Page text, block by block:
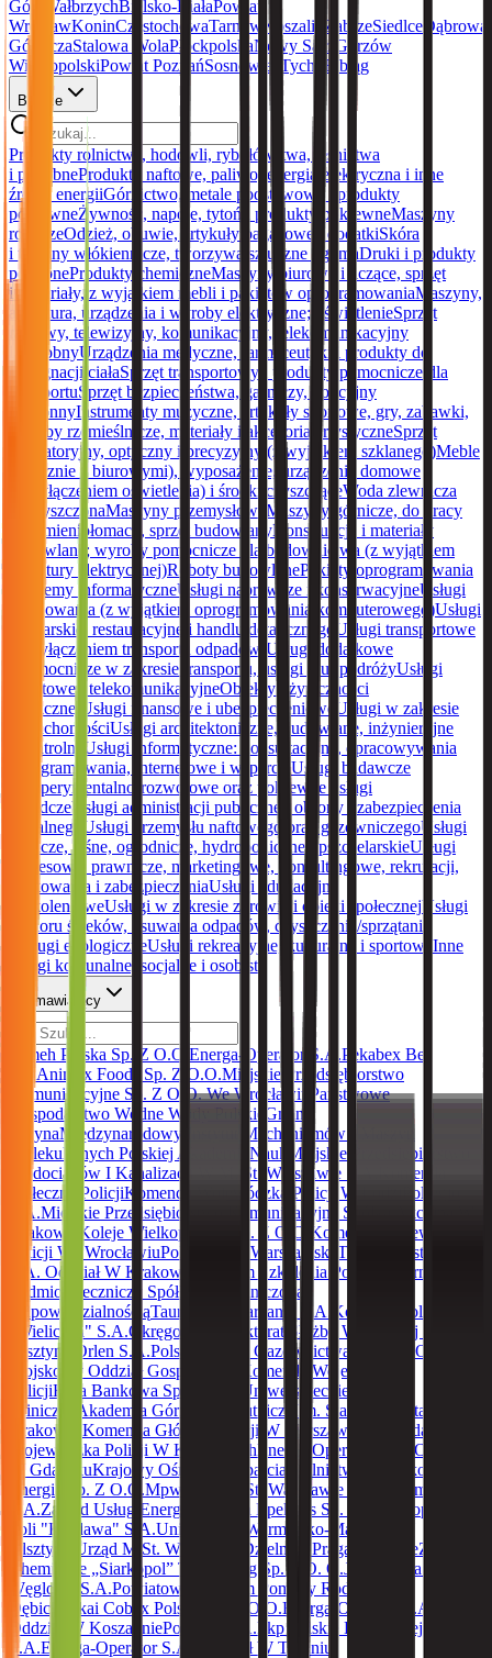
Góra
WałbrzychBielsko-BiałaPowiat
WrocławKoninCzęstochowaTarnów Koszalin ZabrzeSiedlce Dąbrowa
GórniczaStalowa WolaPłockpolskaNowy Sącz Gorzów
WielkopolskiPowiat PoznańSosnowiec Tychy Elbląg
Branże
Produkty rolnictwa, hodowli, rybołówstwa, leśnictwa
i podobneProdukty naftowe, paliwo, energia elektryczna i inne
źródła energiiGórnictwo, metale podstawowe i produkty
pokrewneŻywność, napoje, tytoń i produkty pokrewneMaszyny
rolniczeOdzież, obuwie, artykuły bagażowe i dodatkiSkóra
i tkaniny włókiennicze, tworzywa sztuczne i gumaDruki i produkty
podobneProdukty chemiczneMaszyny biurowe i liczące, sprzęt
i materiały, z wyjątkiem mebli i pakietów oprogramowaniaMaszyny,
aparatura, urządzenia i wyroby elektryczne; oświetlenieSprzęt
radiowy, telewizyjny, komunikacyjny, telekomunikacyjny
i podobnyUrządzenia medyczne, farmaceutyki i produkty do
pielęgnacji ciałaSprzęt transportowy i produkty pomocnicze dla
transportuSprzęt bezpieczeństwa, gaśniczy, policyjny
i obronnyInstrumenty muzyczne, artykuły sportowe, gry, zabawki,
wyroby rzemieślnicze, materiały i akcesoria artystyczneSprzęt
laboratoryjny, optyczny i precyzyjny (z wyjątkiem szklanego)Meble
(włącznie z biurowymi), wyposażenie, urządzenia domowe
(z wyłączeniem oświetlenia) i środki czyszcząceWoda zlewnicza
i oczyszczonaMaszyny przemysłowe Maszyny górnicze, do pracy
w kamieniołomach, sprzęt budowlanyKonstrukcje i materiały
budowlane; wyroby pomocnicze dla budownictwa (z wyjątkiem
aparatury elektrycznej)Roboty budowlanePakiety oprogramowania
i systemy informatyczneUsługi naprawcze i konserwacyjneUsługi
instalowania (z wyjątkiem oprogramowania komputerowego)Usługi
hotelarskie, restauracyjne i handlu detalicznego Usługi transportowe
(z wyłączeniem transportu odpadów) Usługi dodatkowe
i pomocnicze w zakresie transportu, usługi biur podróżyUsługi
pocztowe i telekomunikacyjneObiekty użyteczności
publicznej
Usługi finansowe i ubezpieczeniowe Usługi w zakresie
nieruchomościUsługi architektoniczne, budowlane, inżynieryjne
i kontrolne
Usługi informatyczne: konsultacyjne, opracowywania
oprogramowania, internetowe i wsparcia Usługi badawcze
i eksperymentalno-rozwojowe oraz pokrewne usługi
doradczeUsługi administracji publicznej, obrony i zabezpieczenia
socjalnego
Usługi przemysłu naftowego oraz gazowniczegoUsługi
rolnicze, leśne, ogrodnicze, hydroponiczne i pszczelarskieUsługi
biznesowe: prawnicze, marketingowe, konsultingowe, rekrutacji,
drukowania i zabezpieczaniaUsługi edukacyjne
i szkolenioweUsługi w zakresie zdrowia i opieki społecznejUsługi
odbioru ścieków, usuwania odpadów, czyszczenia/sprzątania
i usługi ekologiczneUsługi rekreacyjne, kulturalne i sportowe Inne
usługi komunalne, socjalne i osobiste
Zamawiający
Tameh Polska Sp. Z O.O. Energa-Operator S.A.Pekabex Bet
S.AAnimex Foods Sp. Z O.O.Miejskie Przedsiębiorstwo
Komunikacyjne Sp. Z O.O. We Wrocławiu
Państwowe
Gospodarstwo Wodne Wody Polskie Gmina
PacynaMiędzynarodowy Instytut Mechanizmów I Maszyn
Molekularnych Polskiej Akademii Nauk
Miejskie Przedsiębiorstwo
Wodociągów I Kanalizacji W M. St. Warszawie S.A.
Komenda
Stołeczna PolicjiKomenda Wojewódzka Policji W Łodzi
Polregio
S.A.Miejskie Przedsiębiorstwo Komunikacyjne Spółka Akcyjna W
Krakowie
Koleje Wielkopolskie Sp. Z O.O.
Komenda Wojewódzka
Policji We WrocławiuPolitechnika Warszawska Tauron Dystrybucja
S.A. Oddział W Krakowie
Centrum Szkolenia Policji
Copernicus
Podmiot Leczniczy Spółka Z Ograniczoną
OdpowiedzialnościąTauron Wytwarzanie S.A.
Kopalnia Soli
"Wieliczka" S.A.Okręgowy Inspektorat Służby Więziennej W
Olsztynie
Orlen S.A.Polska Spółka Gazownictwa Sp. Z O.O.
Wojskowy Oddział Gospodarczy
Komenda Wojewódzka
PolicjiHuta Bankowa Sp. Z O.O.
Uniwersyteckie Centrum
Kliniczne
Akademia Górniczo - Hutnicza Im. Stanisława Staszica W
Krakowie, Komenda Główna Policji W Warszawie
Komenda
Wojewódzka Policji W KatowicachEnerga-Operator S.A. Oddział
W GdańskuKrajowy Ośrodek Wsparcia Rolnictwa
Węglokoks
Energia Sp. Z O.O.Mpwik W M. St. Warszawie S.A
Holcim Polska
S.A.Zakład Usług Energetycznych Epekoks Sp. Z O.O.
Kopalnia
Soli "Kłodawa" S.A.Uniwersytet Warmińsko-Mazurski W
Olsztynie
Urząd M.St. Warszawy Dzielnica Praga-PołudnieZakłady
Chemiczne „Siarkopol” Tarnobrzeg Sp. Z O. O.Jastrzębska Spółka
Węglowa S.A.Powiatowe Centrum Pomocy Rodzinie W
Dębicy
Tokai Cobex Polska Sp. Z O.O.Energa-Operator S.A.
Oddział W KoszaliniePolregio S.A.Pkp Polskie Linie Kolejowe
S.A.Energa-Operator S.A. Oddział W Toruniu